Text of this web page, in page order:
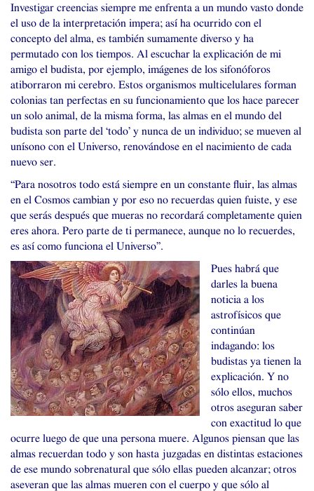
Investigar creencias siempre me enfrenta a un mundo vasto donde
el uso de la interpretación impera; así ha ocurrido con el
concepto del alma, es también sumamente diverso y ha
permutado con los tiempos. Al escuchar la explicación de mi
amigo el budista, por ejemplo, imágenes de los sifonóforos
atiborraron mi cerebro. Estos organismos multicelulares forman
colonias tan perfectas en su funcionamiento que los hace parecer
un solo animal, de la misma forma, las almas en el mundo del
budista son parte del ‘todo’ y nunca de un individuo; se mueven al
unísono con el Universo, renovándose en el nacimiento de cada
nuevo ser.
“Para nosotros todo está siempre en un constante fluir, las almas
en el Cosmos cambian y por eso no recuerdas quien fuiste, y ese
que serás después que mueras no recordará completamente quien
eres ahora. Pero parte de ti permanece, aunque no lo recuerdes,
es así como funciona el Universo”.
Pues habrá que
darles la buena
noticia a los
astrofísicos que
continúan
indagando: los
budistas ya tienen la
explicación. Y no
sólo ellos, muchos
otros aseguran saber
con exactitud lo que
ocurre luego de que una persona muere. Algunos piensan que las
almas recuerdan todo y son hasta juzgadas en distintas estaciones
de ese mundo sobrenatural que sólo ellas pueden alcanzar; otros
aseveran que las almas mueren con el cuerpo y que sólo al